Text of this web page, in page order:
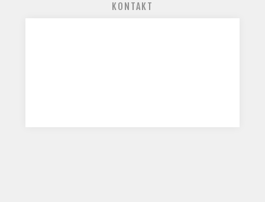
KONTAKT